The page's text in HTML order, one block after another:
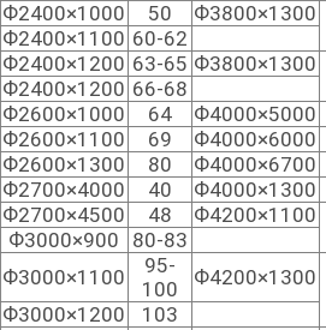
Ф2400×1000 50
Ф3800×1300
Ф2400×1100 60-62
Ф2400×1200 63-65 Ф3800×1300
Ф2400×1200 66-68
Ф2600×1000 64
Ф4000×5000
Ф2600×1100 69
Ф4000×6000
Ф2600×1300 80
Ф4000×6700
Ф2700×4000 40
Ф4000×1300
Ф2700×4500 48
Ф4200×1100
Ф3000×900
80-83
Ф3000×1100
95-
100
Ф4200×1300
Ф3000×1200
103